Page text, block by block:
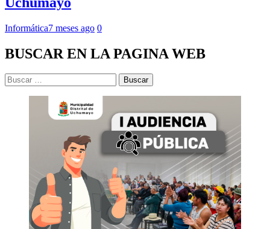
Informática7 meses ago 0
BUSCAR EN LA PAGINA WEB
Buscar: